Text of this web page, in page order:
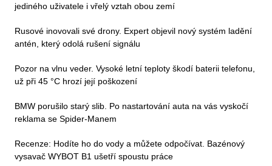
jediného uživatele i vřelý vztah obou zemí
Rusové inovovali své drony. Expert objevil nový systém ladění
antén, který odolá rušení signálu
Pozor na vlnu veder. Vysoké letní teploty škodí baterii telefonu,
už při 45 °C hrozí její poškození
BMW porušilo starý slib. Po nastartování auta na vás vyskočí
reklama se Spider-Manem
Recenze: Hodíte ho do vody a můžete odpočívat. Bazénový
vysavač WYBOT B1 ušetří spoustu práce